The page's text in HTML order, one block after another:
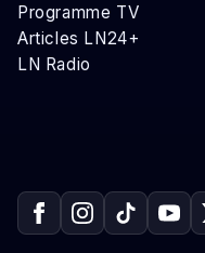
Programme TV
Articles LN24+
LN Radio